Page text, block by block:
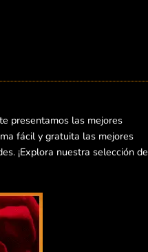
presentamos las mejores
fácil y gratuita las mejores
¡Explora nuestra selección de